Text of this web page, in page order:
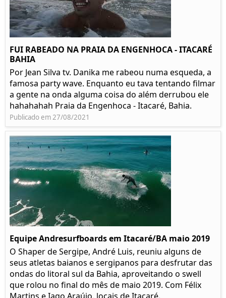
FUI RABEADO NA PRAIA DA ENGENHOCA - ITACARÉ
BAHIA
Por Jean Silva tv. Danika me rabeou numa esqueda, a
famosa party wave. Enquanto eu tava tentando filmar
a gente na onda alguma coisa do além derrubou ele
hahahahah Praia da Engenhoca - Itacaré, Bahia.
Publicado em 27/08/2021
Equipe Andresurfboards em Itacaré/BA maio 2019
O Shaper de Sergipe, André Luis, reuniu alguns de
seus atletas baianos e sergipanos para desfrutar das
ondas do litoral sul da Bahia, aproveitando o swell
que rolou no final do mês de maio 2019. Com Félix